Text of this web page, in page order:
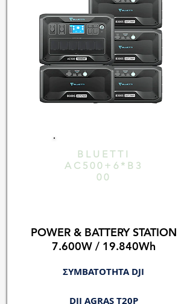
BLUETTI
AC500+6*B3
00
POWER & BATTERY STATION
7.600W / 19.840Wh
ΣΥΜΒΑΤΟΤΗΤΑ DJI
DJI AGRAS T20P